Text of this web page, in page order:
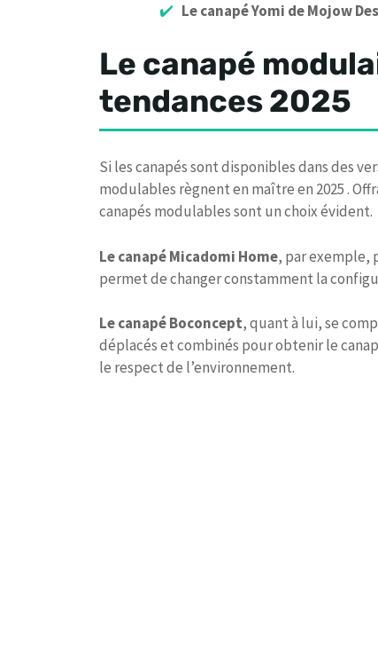
Le canapé Yomi de Mojow
Le canapé
tendances 2025
Si les canapés sont disponibles dans des
modulables règnent en maître en 2025 .
canapés modulables sont un choix évident.
Le canapé Micadomi Home, par exemple,
permet de changer constamment la
Le canapé Boconcept, quant à lui, se
déplacés et combinés pour obtenir le
le respect de l’environnement.